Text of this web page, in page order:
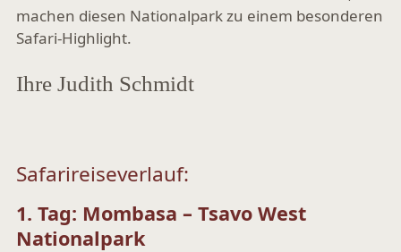
machen diesen Nationalpark zu einem besonderen
Safari-Highlight.
Ihre Judith Schmidt
Safarireiseverlauf:
1. Tag: Mombasa – Tsavo West
Nationalpark